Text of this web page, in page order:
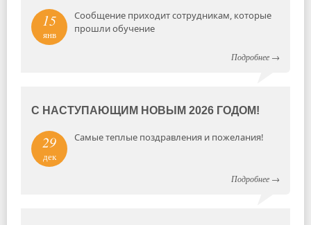
15
янв
Сообщение приходит сотрудникам, которые
прошли обучение
Подробнее →
С НАСТУПАЮЩИМ НОВЫМ 2026 ГОДОМ!
29
дек
Самые теплые поздравления и пожелания!
Подробнее →